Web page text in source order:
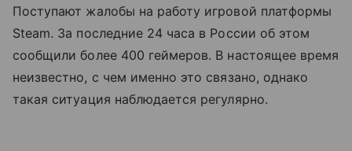
Поступают жалобы на работу игровой платформы
Steam. За последние 24 часа в России об этом
сообщили более 400 геймеров. В настоящее время
неизвестно, с чем именно это связано, однако
такая ситуация наблюдается регулярно.